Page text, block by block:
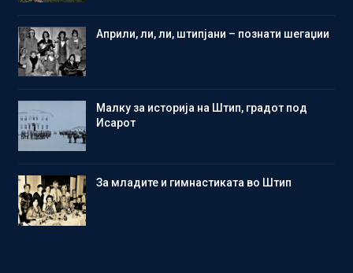
Aприли, ли, ли, штипјани – познати шегаџии
Малку за историја на Штип, градот под
Исарот
Зa младите и гимнастиката во Штип